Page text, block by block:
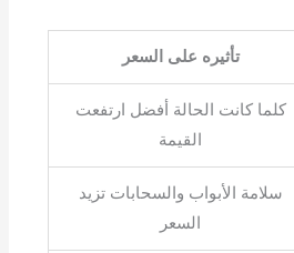
تأثيره على السعر
كلما كانت الحالة أفضل ارتفعت
القيمة
سلامة الأبواب والسحابات تزيد
السعر